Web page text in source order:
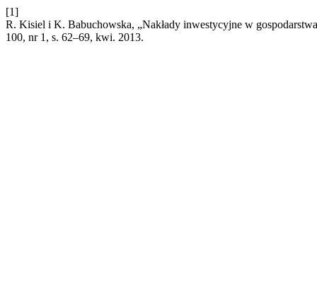
[1]
R. Kisiel i K. Babuchowska, „Nakłady inwestycyjne w
100, nr 1, s. 62–69, kwi. 2013.